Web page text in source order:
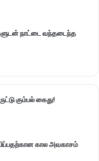
நாட்டை வந்தடைந்த
கும்பல் கைது!
கால அவகாசம்